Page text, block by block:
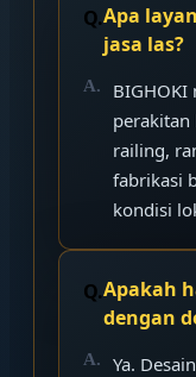
Apa
jasa las?
BIGHOKI
perakitan
railing,
fabrikasi
kondisi
Apakah
dengan
Ya.